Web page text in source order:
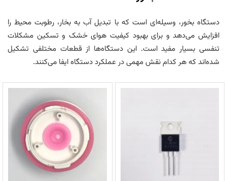
دستگاه بخور، وسیله‌ای است که با تبدیل آب به بخار، رطوبت محیط را
افزایش می‌دهد و برای بهبود کیفیت هوای خشک و تسکین مشکلات
تنفسی بسیار مفید است. این دستگاه‌ها از قطعات مختلفی تشکیل
شده‌اند که هر کدام نقش مهمی در عملکرد دستگاه ایفا می‌کنند.